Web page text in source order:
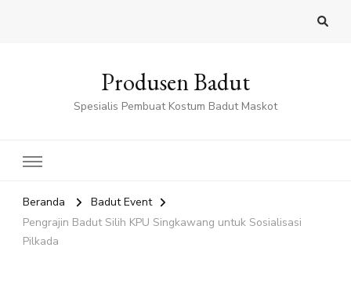
Produsen Badut
Spesialis Pembuat Kostum Badut Maskot
Beranda
Badut Event
Pengrajin Badut Silih KPU Singkawang untuk Sosialisasi
Pilkada